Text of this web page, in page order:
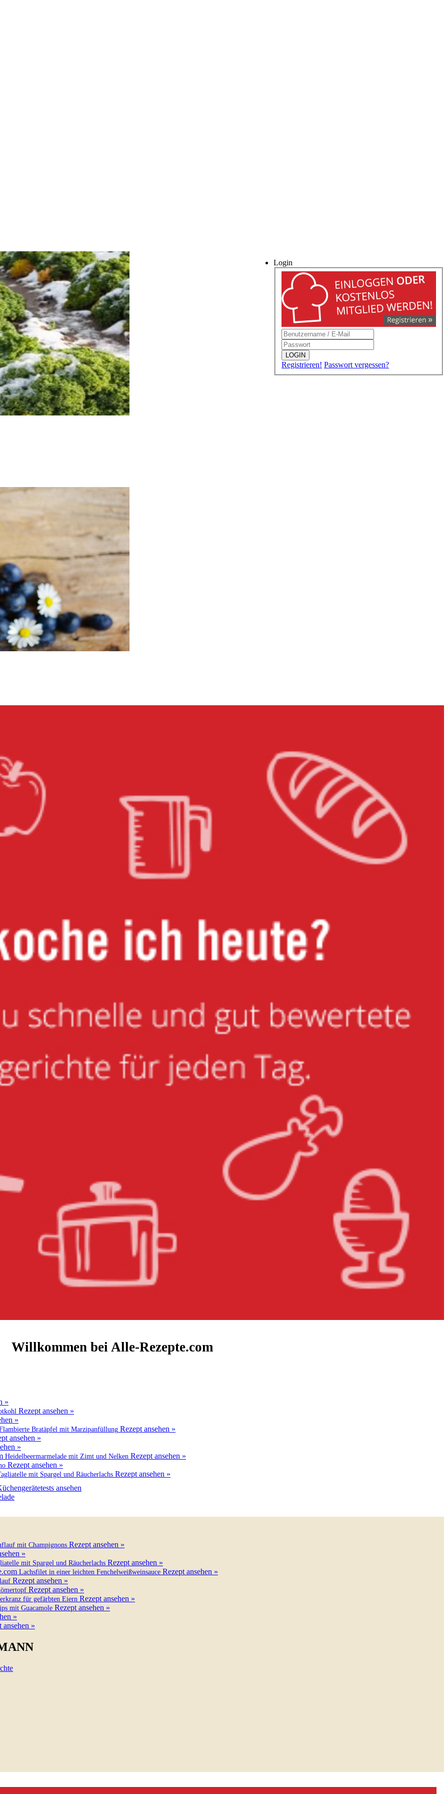
Login
LOGIN
Registrieren! Passwort vergessen?
Willkommen bei Alle-Rezepte.com
»
Rezept ansehen »
»
Bratäpfel mit Marzipanfüllung Rezept ansehen »
ansehen »
»
Heidelbeermarmelade mit Zimt und Nelken Rezept ansehen »
Rezept ansehen »
mit Spargel und Räucherlachs Rezept ansehen »
ansehen
mit Champignons Rezept ansehen »
»
mit Spargel und Räucherlachs Rezept ansehen »
Lachsfilet in einer leichten Fenchelweißweinsauce Rezept ansehen »
Rezept ansehen »
Rezept ansehen »
für gefärbten Eiern Rezept ansehen »
mit Guacamole Rezept ansehen »
»
ansehen »